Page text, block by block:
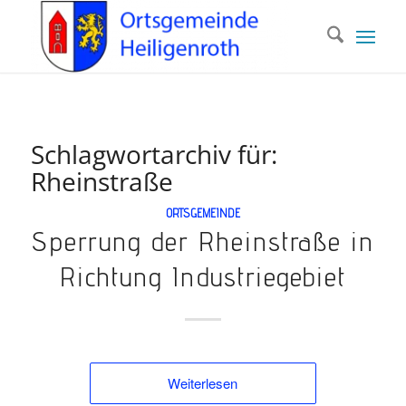
Schlagwortarchiv für:
Rheinstraße
ORTSGEMEINDE
Sperrung der Rhein­straße in
Richtung Industrie­gebiet
Weiterlesen